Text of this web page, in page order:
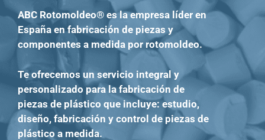
ABC Rotomoldeo® es la empresa líder en
España en fabricación de piezas y
componentes a medida por rotomoldeo.
Te ofrecemos un servicio integral y
personalizado para la fabricación de
piezas de plástico que incluye: estudio,
diseño, fabricación y control de piezas de
plástico a medida.